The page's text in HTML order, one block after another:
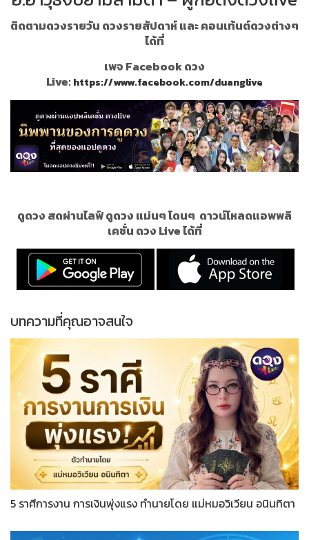
ติดตามดวงรายวัน ดวงรายสัปดาห์ และ คอนเท้นต์ดวงต่างๆ
ได้ที่
เพจ Facebook ดวง
Live:https://www.facebook.com/duanglive
ดูดวง สดผ่านไลฟ์ ดูดวง แม่นๆ โดนๆ ดาวน์โหลดแอพพลิ
เคชั่น ดวง Live ได้ที่
บทความที่คุณอาจสนใจ
5 ราศีการงาน การเงินพุ่งแรง ทำนายโดย แม่หมอวิเวียน อนินทิตา